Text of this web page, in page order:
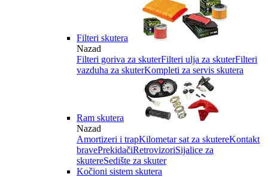
Filteri skutera
Nazad
Filteri goriva za skuterFilteri ulja za skuterFilteri
vazduha za skuterKompleti za servis skutera
Ram skutera
Nazad
Amortizeri i trapKilometar sat za skutereKontakt
bravePrekidačiRetrovizoriSijalice za
skutereSedište za skuter
Kočioni sistem skutera